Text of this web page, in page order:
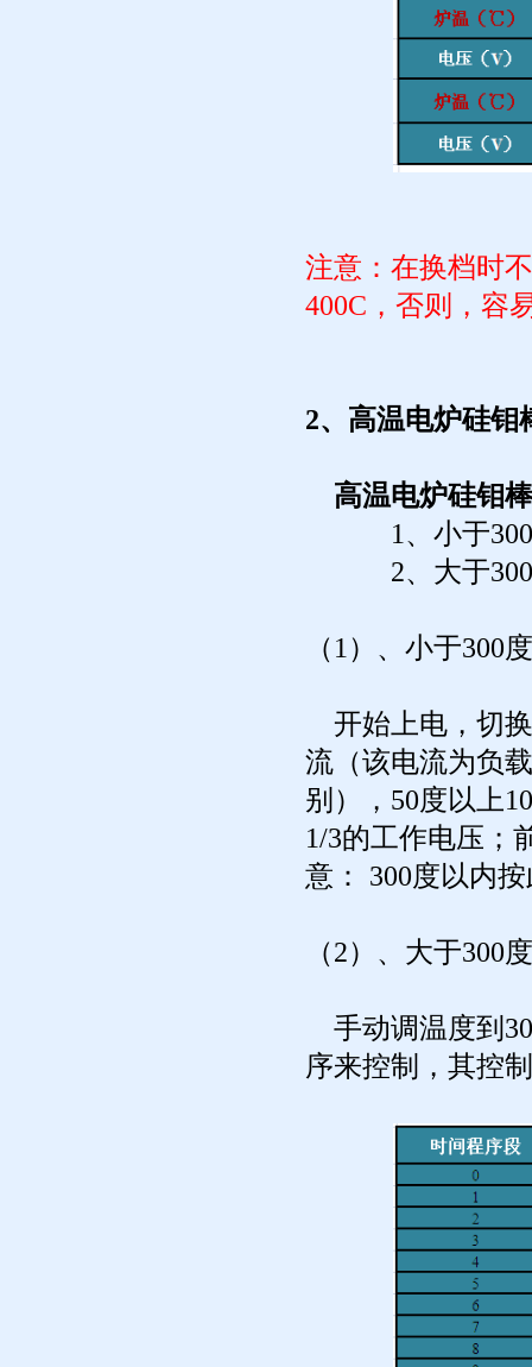
注意： 在换档时
400C，否则，容
2、高温电炉硅钼
高温电炉硅钼
1、小于300
2、大于300
（1）、小于300
开始上电，切
流（该电流为负
别），50度以上
1/3的工作电压；
意： 300度以内
（2）、大于300
手动调温度到
序来控制，其控